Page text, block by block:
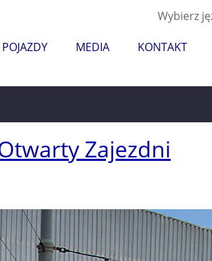
Wybierz
MEDIA KONTAKT
Zajezdni